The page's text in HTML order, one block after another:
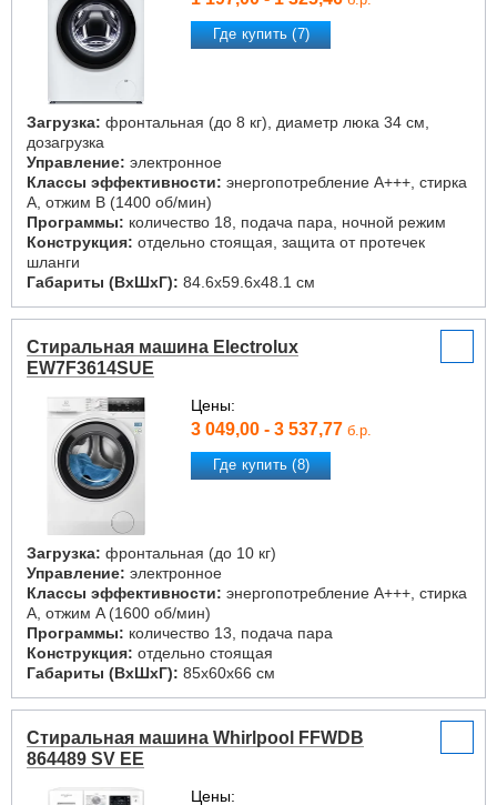
Где купить (7)
Загрузка: фронтальная (до 8 кг), диаметр люка 34 см,
дозагрузка
Управление: электронное
Классы эффективности: энергопотребление A+++, стирка
A, отжим B (1400 об/мин)
Программы: количество 18, подача пара, ночной режим
Конструкция: отдельно стоящая, защита от протечек
шланги
Габариты (ВxШxГ): 84.6x59.6x48.1 см
Стиральная машина Electrolux
EW7F3614SUE
Цены:
3 049,00 - 3 537,77 б.р.
Где купить (8)
Загрузка: фронтальная (до 10 кг)
Управление: электронное
Классы эффективности: энергопотребление A+++, стирка
A, отжим A (1600 об/мин)
Программы: количество 13, подача пара
Конструкция: отдельно стоящая
Габариты (ВxШxГ): 85x60x66 см
Стиральная машина Whirlpool FFWDB
864489 SV EE
Цены: